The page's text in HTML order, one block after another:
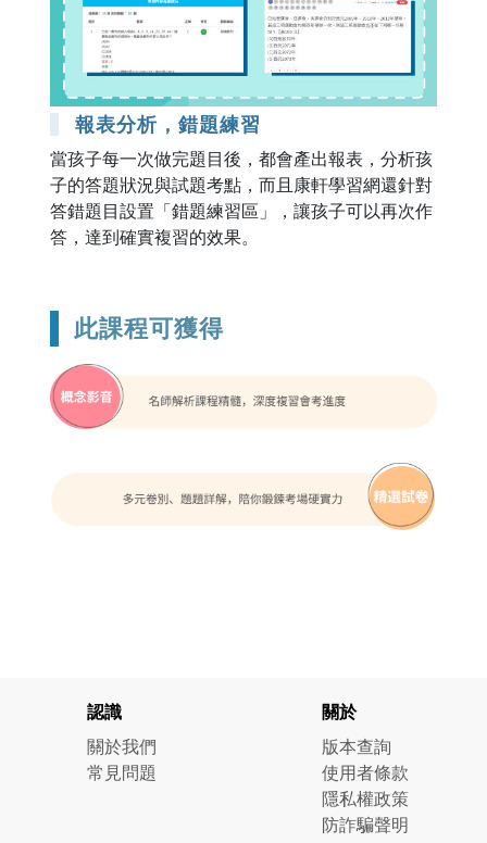
報表分析，錯題練習
當孩子每一次做完題目後，都會產出報表，分析孩
子的答題狀況與試題考點，而且康軒學習網還針對
答錯題目設置「錯題練習區」，讓孩子可以再次作
答，達到確實複習的效果。
此課程可獲得
認識
關於我們
常見問題
關於
版本查詢
使用者條款
隱私權政策
防詐騙聲明